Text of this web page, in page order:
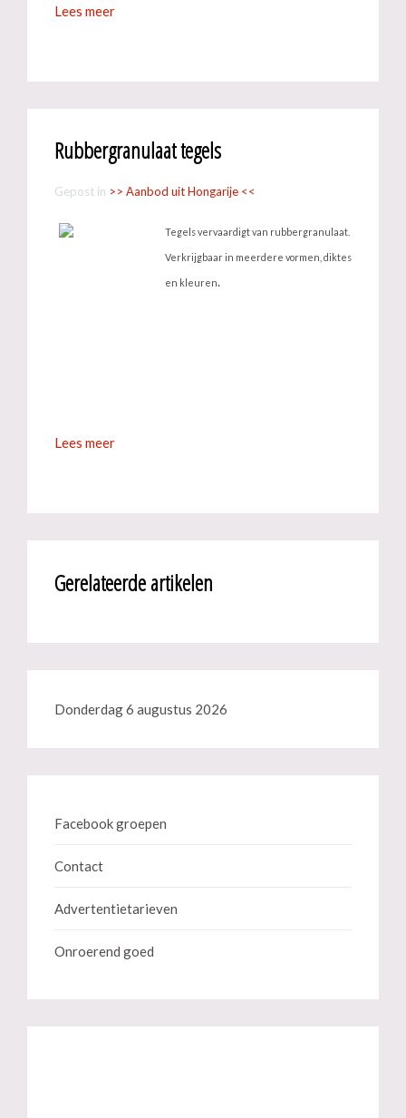
Lees meer
Rubbergranulaat tegels
Gepost in >> Aanbod uit Hongarije <<
Tegels vervaardigt van rubbergranulaat.
Verkrijgbaar in meerdere vormen, diktes
en kleuren.
Lees meer
Gerelateerde artikelen
Donderdag 6 augustus 2026
Facebook groepen
Contact
Advertentietarieven
Onroerend goed